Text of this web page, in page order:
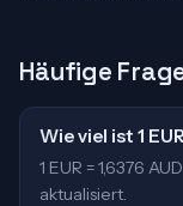
Häufige
Wie viel ist 1
1 EUR = 1,6376
aktualisiert.